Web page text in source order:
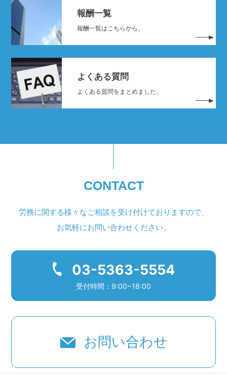
報酬一覧
報酬一覧はこちらから。
よくある質問
よくある質問をまとめました。
CONTACT
労務に関する様々なご相談を受け付けておりますので、
お気軽にお問い合わせください。
03-5363-5554
受付時間：9:00~18:00
お問い合わせ